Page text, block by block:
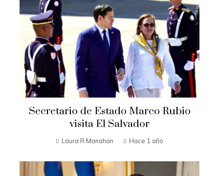
Secretario de Estado Marco Rubio
visita El Salvador
Laura R Manahan Hace 1 año